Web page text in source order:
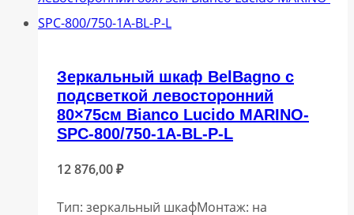
Зеркальный шкаф BelBagno с
подсветкой левосторонний
80×75см Bianco Lucido MARINO-
SPC-800/750-1A-BL-P-L
12 876,00₽
Тип: зеркальный шкафМонтаж: на